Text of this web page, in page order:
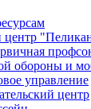
центр
обороны и
управление
центр